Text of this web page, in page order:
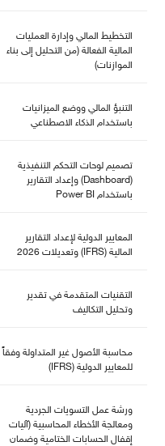
التخطيط المالي وإدارة العمليات
المالية الفعالة (من التحليل إلى بناء
الموازنات)
التنبؤ المالي ووضع الميزانيات
باستخدام الذكاء الاصطناعي
تصميم لوحات التحكم التنفيذية
(Dashboard) وإعداد التقارير
باستخدام Power BI
المعايير الدولية لإعداد التقارير
المالية (IFRS) وتعديلات 2026
التقنيات المتقدمة في تقدير
وتحليل التكاليف
حاسبة الأصول غير المتداولة وفقاً
عايير الدولية (IFRS)
ورشة عمل التسويات الجردية
ومعالجة الأخطاء المحاسبية (آليات
إقفال الحسابات الختامية وضمان